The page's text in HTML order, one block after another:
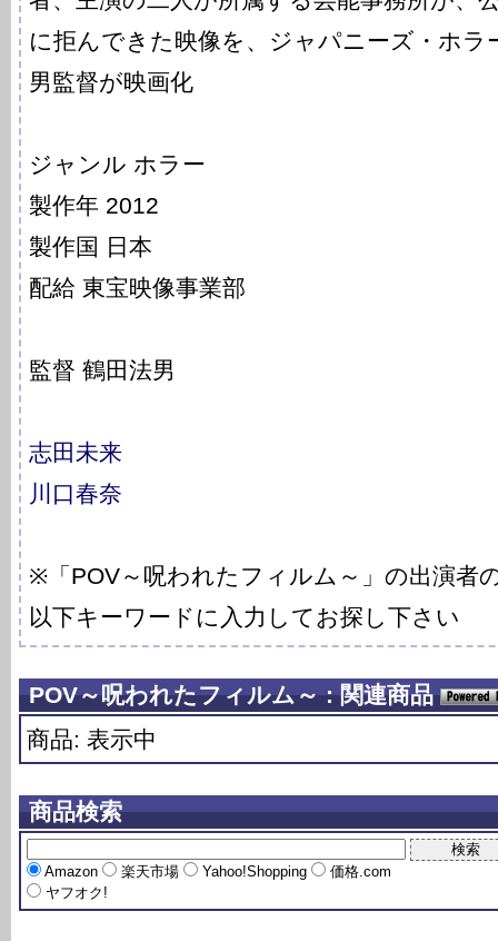
に拒んできた映像を、ジャパニーズ・ホラ
男監督が映画化
ジャンル ホラー
製作年 2012
製作国 日本
配給 東宝映像事業部
監督 鶴田法男
志田未来
川口春奈
※「POV～呪われたフィルム～」の出演者
以下キーワードに入力してお探し下さい
POV～呪われたフィルム～ : 関連商品
商品: 表示中
商品検索
Amazon 楽天市場 Yahoo!Shopping
価格.com
ヤフオク!